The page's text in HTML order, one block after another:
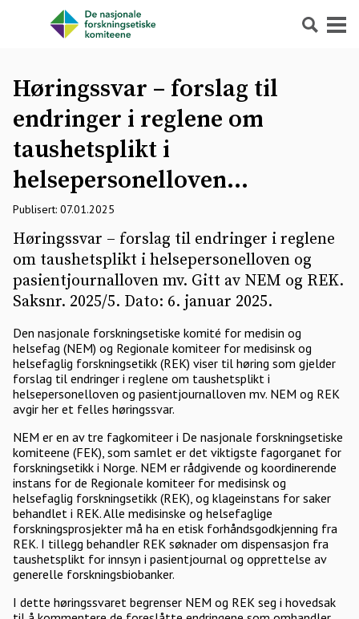
Søk Meny
Høringssvar – forslag til
endringer i reglene om
taushetsplikt i
helsepersonelloven...
Publisert: 07.01.2025
Høringssvar – forslag til endringer i reglene
om taushetsplikt i helsepersonelloven og
pasientjournalloven mv. Gitt av NEM og REK.
Saksnr. 2025/5. Dato: 6. januar 2025.
Den nasjonale forskningsetiske komité for medisin og
helsefag (NEM) og Regionale komiteer for medisinsk og
helsefaglig forskningsetikk (REK) viser til høring som gjelder
forslag til endringer i reglene om taushetsplikt i
helsepersonelloven og pasientjournalloven mv. NEM og REK
avgir her et felles høringssvar.
NEM er en av tre fagkomiteer i De nasjonale forskningsetiske
komiteene (FEK), som samlet er det viktigste fagorganet for
forskningsetikk i Norge. NEM er rådgivende og koordinerende
instans for de Regionale komiteer for medisinsk og
helsefaglig forskningsetikk (REK), og klageinstans for saker
behandlet i REK. Alle medisinske og helsefaglige
forskningsprosjekter må ha en etisk forhåndsgodkjenning fra
REK. I tillegg behandler REK søknader om dispensasjon fra
taushetsplikt for innsyn i pasientjournal og opprettelse av
generelle forskningsbiobanker.
I dette høringssvaret begrenser NEM og REK seg i hovedsak